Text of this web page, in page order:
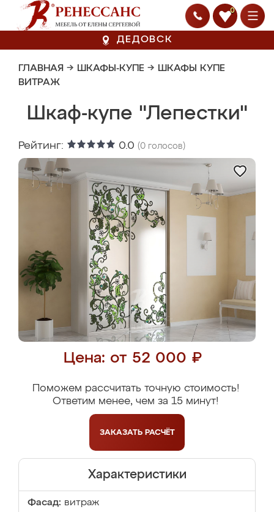
0
ДЕДОВСК
ГЛАВНАЯ → ШКАФЫ-КУПЕ → ШКАФЫ КУПЕ
ВИТРАЖ
Шкаф-купе "Лепестки"
Рейтинг: 0.0 (0 голосов)
Цена: от 52 000 ₽
Поможем рассчитать точную стоимость!
Ответим менее, чем за 15 минут!
ЗАКАЗАТЬ РАСЧЁТ
Характеристики
Фасад: витраж